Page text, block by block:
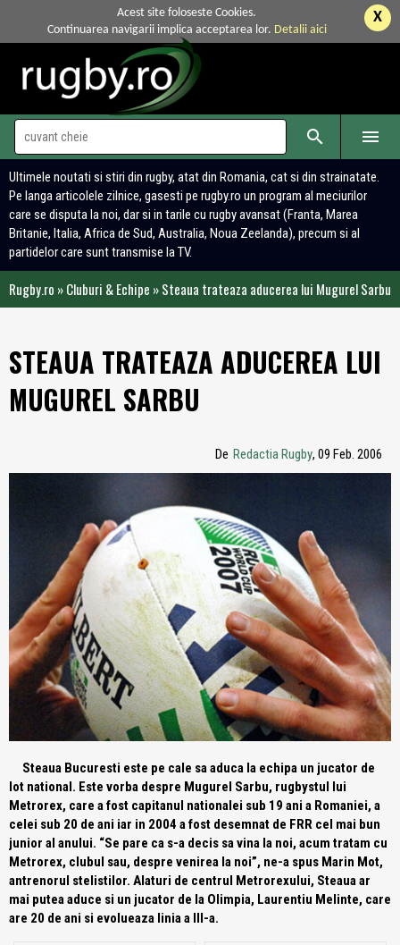
X
Acest site foloseste Cookies.
Continuarea navigarii implica acceptarea lor. Detalii aici
 
Ultimele noutati si stiri din rugby, atat din Romania, cat si din strainatate.
Pe langa articolele zilnice, gasesti pe rugby.ro un program al meciurilor
care se disputa la noi, dar si in tarile cu rugby avansat (Franta, Marea
Britanie, Italia, Africa de Sud, Australia, Noua Zeelanda), precum si al
partidelor care sunt transmise la TV.
Rugby.ro »Cluburi & Echipe »Steaua trateaza aducerea lui Mugurel Sarbu
STEAUA TRATEAZA ADUCEREA LUI
MUGUREL SARBU
De Redactia Rugby, 09 Feb. 2006
Steaua Bucuresti este pe cale sa aduca la echipa un jucator de
lot national. Este vorba despre Mugurel Sarbu, rugbystul lui
Metrorex, care a fost capitanul nationalei sub 19 ani a Romaniei, a
celei sub 20 de ani iar in 2004 a fost desemnat de FRR cel mai bun
junior al anului. “Se pare ca s-a decis sa vina la noi, acum tratam cu
Metrorex, clubul sau, despre venirea la noi”, ne-a spus Marin Mot,
antrenorul stelistilor. Alaturi de centrul Metrorexului, Steaua ar
mai putea aduce si un jucator de la Olimpia, Laurentiu Melinte, care
are 20 de ani si evolueaza linia a III-a.